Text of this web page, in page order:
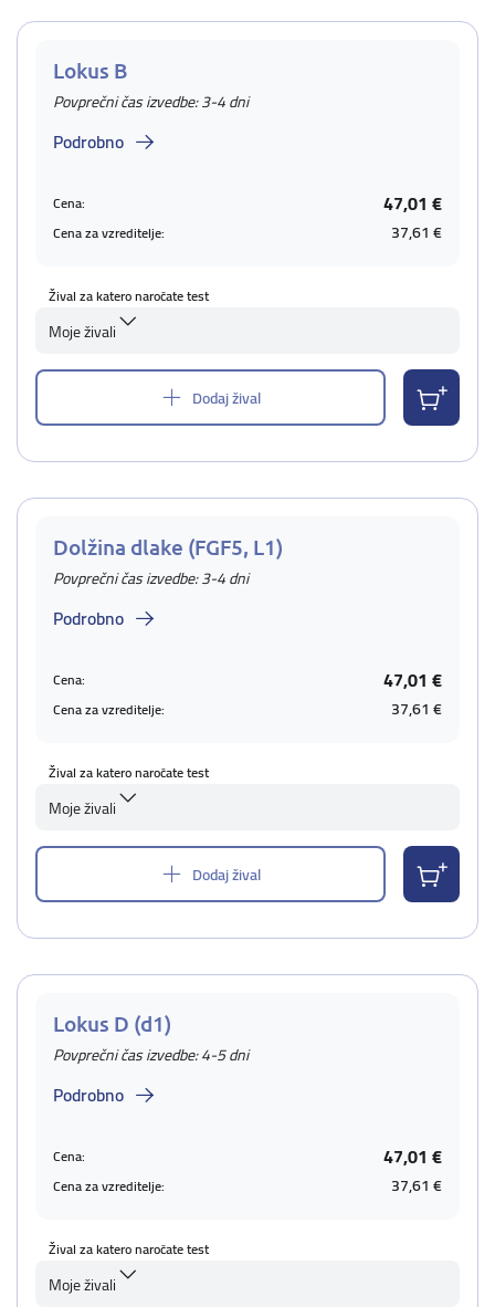
Lokus B
Povprečni čas izvedbe: 3-4 dni
Podrobno
Cena: 47,01 €
Cena za vzreditelje: 37,61 €
Žival za katero naročate test
Moje živali
Dodaj žival
Dolžina dlake (FGF5, L1)
Povprečni čas izvedbe: 3-4 dni
Podrobno
Cena: 47,01 €
Cena za vzreditelje: 37,61 €
Žival za katero naročate test
Moje živali
Dodaj žival
Lokus D (d1)
Povprečni čas izvedbe: 4-5 dni
Podrobno
Cena: 47,01 €
Cena za vzreditelje: 37,61 €
Žival za katero naročate test
Moje živali